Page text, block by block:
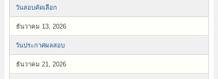
วันสอบคัดเลือก
ธันวาคม 13, 2026
วันประกาศผลสอบ
ธันวาคม 21, 2026